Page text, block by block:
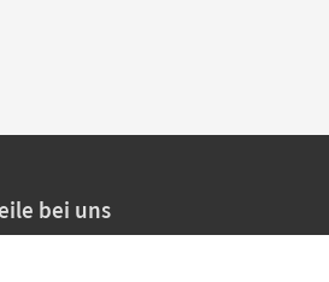
bei uns